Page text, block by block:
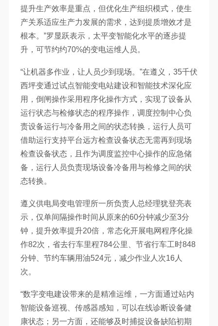
提升生产效率是重点，但优化生产组织模式，使生
产关系适应生产力发展的需求，达到提质增效才是
根本。”罗显跃表示，太平变智能化水平的逐步提
升，可节约约70%的变电运维人员。
“让机器多作业，让人员少到现场。”在遵义，35千伏
西坪变通过试点智能变电站建设和智能技术深化应
用，倒闸操作采用程序化操作方式，实现了设备从
运行状态与检修状态的程序操作，调度控制中心负
责设备运行与冷备用之间的状态转换，运行人员可
借助运行支持平台远方检查设备状态无需再到现场
检查设备状态，且作为调度监控中心操作的应急储
备，运行人员负责现场设备冷备用与检修之间的状
态转换。
遵义供电局变电管理所一所负责人总经理犹登亮表
示，仅单间隔操作时间从原来的60分钟减少至3分
钟，提升效率提升20倍，常态化开展电网程序化操
作82次，省去行车里程784公里、节省行车工时848
分钟、节约车辆用油524元，减少作业人次16人
次。
“数字变电建设带来的是精准运维，一方面通过站内
智能设备巡视、传感器感知，可以在线诊断设备健
康状态；另一方面，还能够及时捕捉设备缺陷初期